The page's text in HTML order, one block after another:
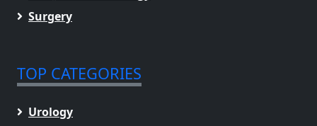
Surgery
TOP CATEGORIES
Urology